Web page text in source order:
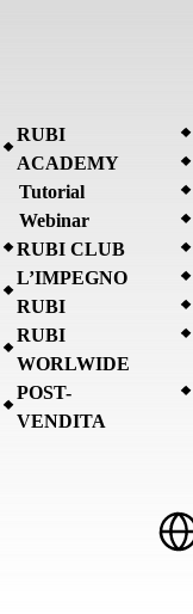
RUBI
ACADEMY
Tutorial
Webinar
RUBI CLUB
L’IMPEGNO
RUBI
RUBI
WORLWIDE
POST-
VENDITA